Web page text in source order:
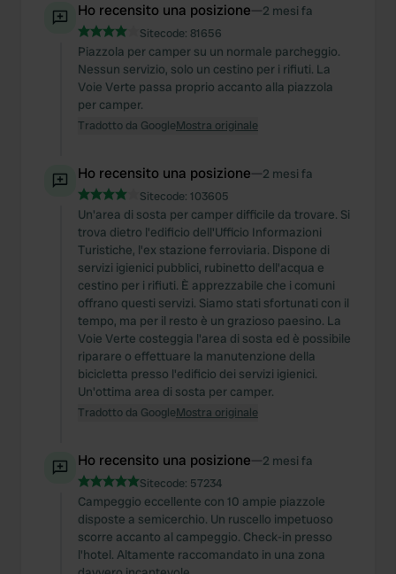
Ho recensito una posizione—2 mesi fa
Sitecode: 81656
Piazzola per camper su un normale parcheggio.
Nessun servizio, solo un cestino per i rifiuti. La
Voie Verte passa proprio accanto alla piazzola
per camper.
Tradotto da GoogleMostra originale
Ho recensito una posizione—2 mesi fa
Sitecode: 103605
Un'area di sosta per camper difficile da trovare. Si
trova dietro l'edificio dell'Ufficio Informazioni
Turistiche, l'ex stazione ferroviaria. Dispone di
servizi igienici pubblici, rubinetto dell'acqua e
cestino per i rifiuti. È apprezzabile che i comuni
offrano questi servizi. Siamo stati sfortunati con il
tempo, ma per il resto è un grazioso paesino. La
Voie Verte costeggia l'area di sosta ed è possibile
riparare o effettuare la manutenzione della
bicicletta presso l'edificio dei servizi igienici.
Un'ottima area di sosta per camper.
Tradotto da GoogleMostra originale
Ho recensito una posizione—2 mesi fa
Sitecode: 57234
Campeggio eccellente con 10 ampie piazzole
disposte a semicerchio. Un ruscello impetuoso
scorre accanto al campeggio. Check-in presso
l'hotel. Altamente raccomandato in una zona